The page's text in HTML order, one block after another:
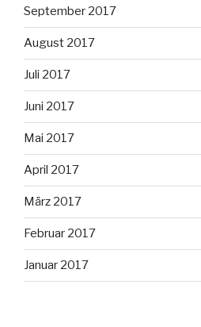
September 2017
August 2017
Juli 2017
Juni 2017
Mai 2017
April 2017
März 2017
Februar 2017
Januar 2017